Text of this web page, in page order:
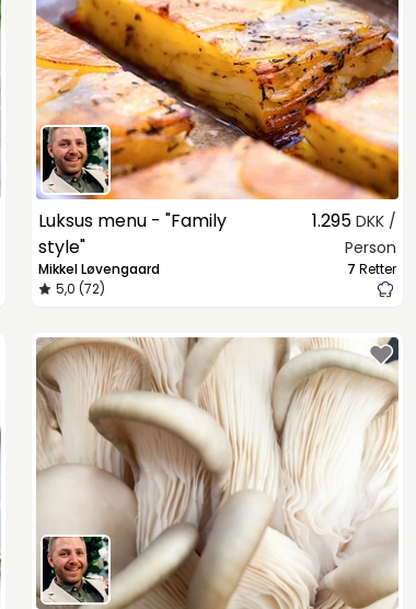
Luksus menu - "Family
style"
Mikkel Løvengaard
5,0 (72)
1.295 DKK /
Person
7 Retter